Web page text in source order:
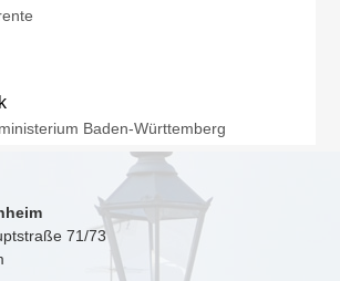
Baden-Württemberg
71/73